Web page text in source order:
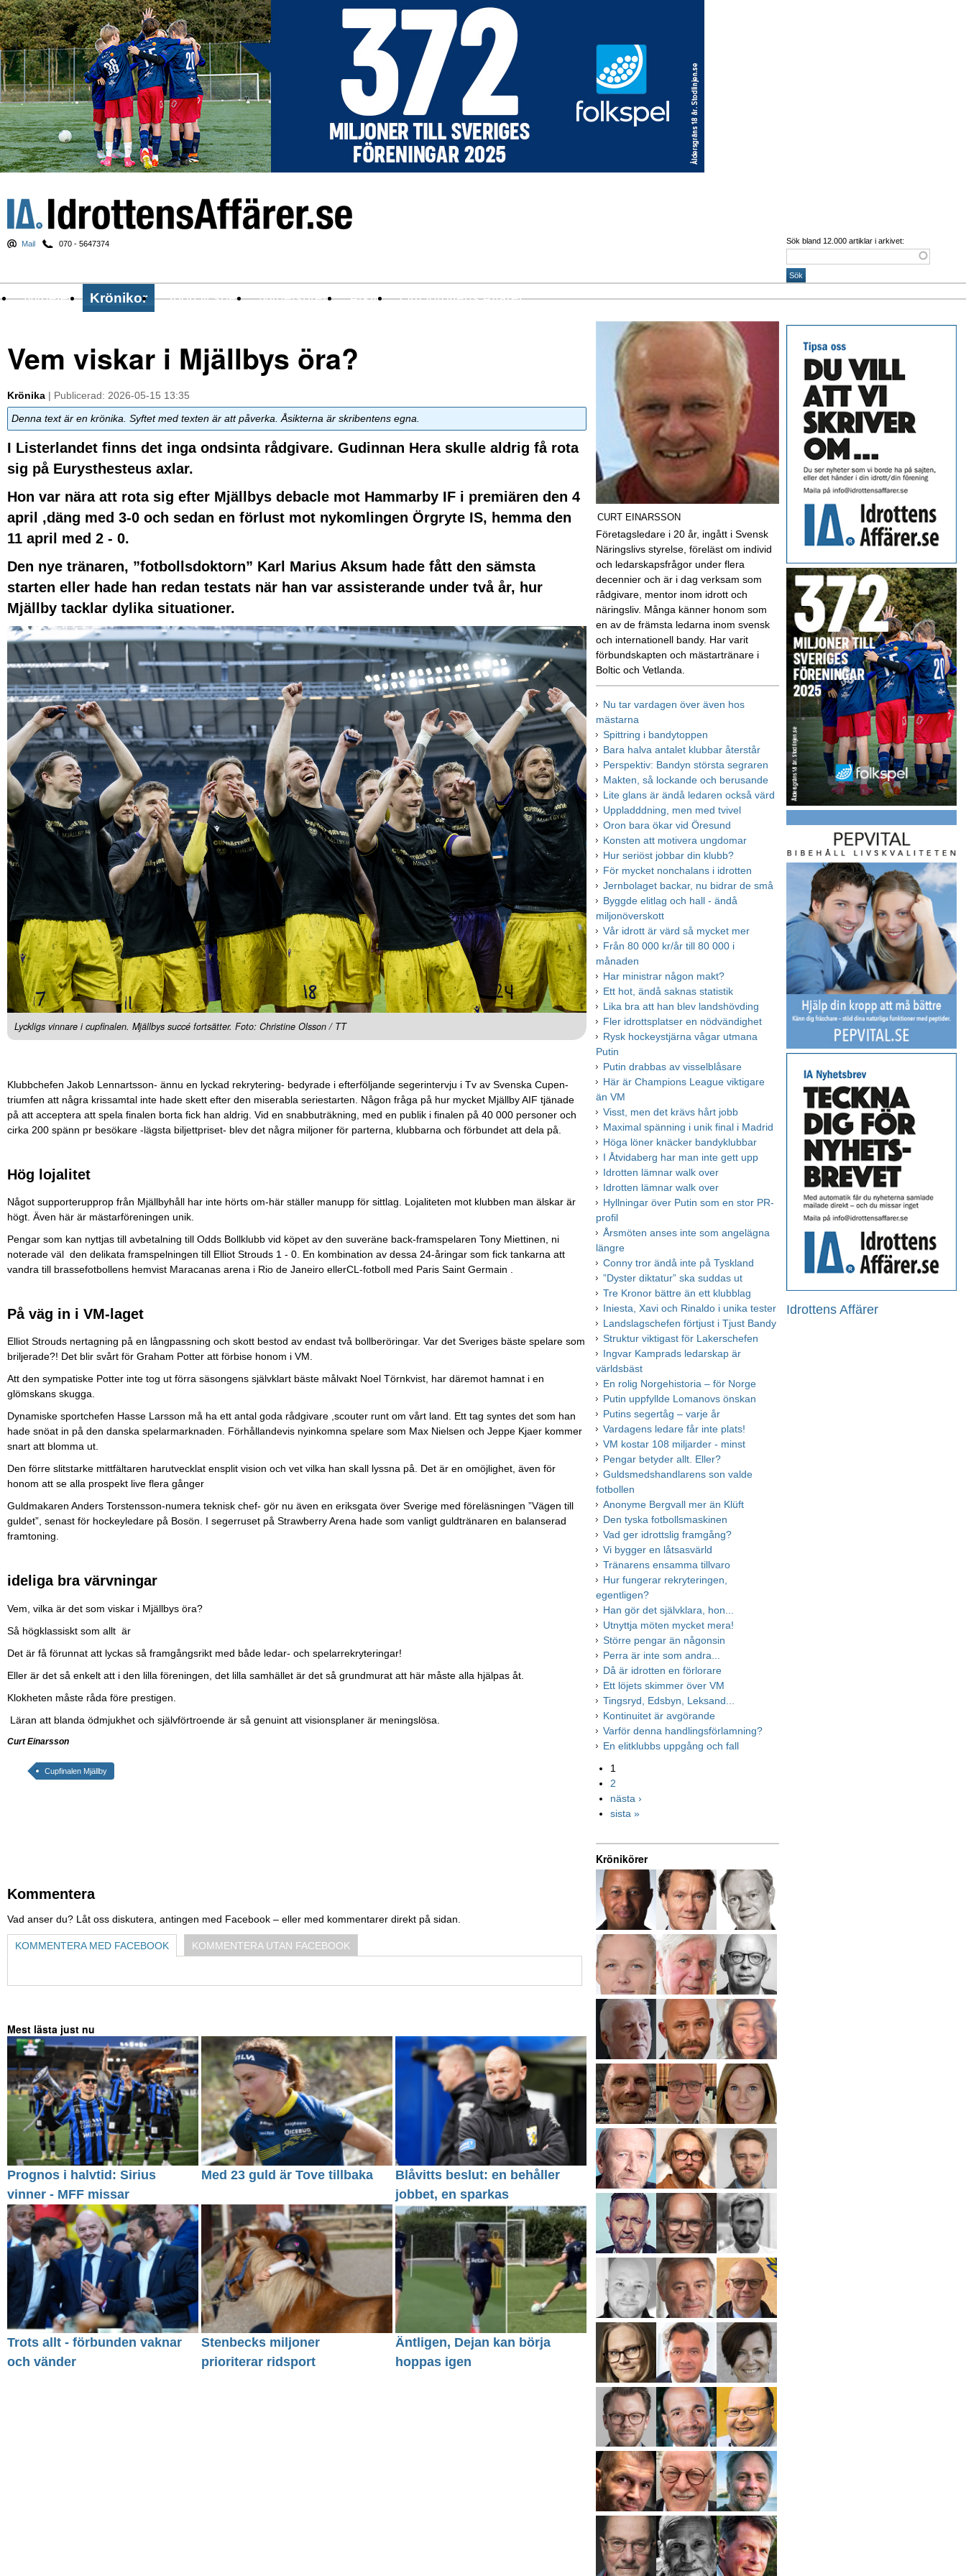
Mail 070 - 5647374 Sök bland 12.000 artiklar i arkivet:
Nyheter Krönikor Sport & spel Nyhetsbrev Arkiv Om Idrottens Affärer
Vem viskar i Mjällbys öra?
Krönika | Publicerad: 2026-05-15 13:35
Denna text är en krönika. Syftet med texten är att påverka. Åsikterna är skribentens egna.
I Listerlandet finns det inga ondsinta rådgivare. Gudinnan Hera skulle aldrig få rota
sig på Eurysthesteus axlar.
Hon var nära att rota sig efter Mjällbys debacle mot Hammarby IF i premiären den 4
april ,däng med 3-0 och sedan en förlust mot nykomlingen Örgryte IS, hemma den
11 april med 2 - 0.
Den nye tränaren, ”fotbollsdoktorn” Karl Marius Aksum hade fått den sämsta
starten eller hade han redan testats när han var assisterande under två år, hur
Mjällby tacklar dylika situationer.
Lyckligs vinnare i cupfinalen. Mjällbys succé fortsätter. Foto: Christine Olsson / TT
Klubbchefen Jakob Lennartsson- ännu en lyckad rekrytering- bedyrade i efterföljande segerintervju i Tv av Svenska Cupen-
triumfen att några krissamtal inte hade skett efter den miserabla seriestarten. Någon fråga på hur mycket Mjällby AIF tjänade
på att acceptera att spela finalen borta fick han aldrig. Vid en snabbuträkning, med en publik i finalen på 40 000 personer och
cirka 200 spänn pr besökare -lägsta biljettpriset- blev det några miljoner för parterna, klubbarna och förbundet att dela på.
Hög lojalitet
Något supporterupprop från Mjällbyhåll har inte hörts om-här ställer manupp för sittlag. Lojaliteten mot klubben man älskar är
högt. Även här är mästarföreningen unik.
Pengar som kan nyttjas till avbetalning till Odds Bollklubb vid köpet av den suveräne back-framspelaren Tony Miettinen, ni
noterade väl den delikata framspelningen till Elliot Strouds 1 - 0. En kombination av dessa 24-åringar som fick tankarna att
vandra till brassefotbollens hemvist Maracanas arena i Rio de Janeiro ellerCL-fotboll med Paris Saint Germain .
På väg in i VM-laget
Elliot Strouds nertagning på en långpassning och skott bestod av endast två bollberöringar. Var det Sveriges bäste spelare som
briljerade?! Det blir svårt för Graham Potter att förbise honom i VM.
Att den sympatiske Potter inte tog ut förra säsongens självklart bäste målvakt Noel Törnkvist, har däremot hamnat i en
glömskans skugga.
Dynamiske sportchefen Hasse Larsson må ha ett antal goda rådgivare ,scouter runt om vårt land. Ett tag syntes det som han
hade snöat in på den danska spelarmarknaden. Förhållandevis nyinkomna spelare som Max Nielsen och Jeppe Kjaer kommer
snart att blomma ut.
Den förre slitstarke mittfältaren harutvecklat ensplit vision och vet vilka han skall lyssna på. Det är en omöjlighet, även för
honom att se alla prospekt live flera gånger
Guldmakaren Anders Torstensson-numera teknisk chef- gör nu även en eriksgata över Sverige med föreläsningen ”Vägen till
guldet”, senast för hockeyledare på Bosön. I segerruset på Strawberry Arena hade som vanligt guldtränaren en balanserad
framtoning.
ideliga bra värvningar
Vem, vilka är det som viskar i Mjällbys öra?
Så högklassiskt som allt är
Det är få förunnat att lyckas så framgångsrikt med både ledar- och spelarrekryteringar!
Eller är det så enkelt att i den lilla föreningen, det lilla samhället är det så grundmurat att här måste alla hjälpas åt.
Klokheten måste råda före prestigen.
Läran att blanda ödmjukhet och självförtroende är så genuint att visionsplaner är meningslösa.
Curt Einarsson
Cupfinalen Mjällby
Kommentera
Vad anser du? Låt oss diskutera, antingen med Facebook – eller med kommentarer direkt på sidan.
KOMMENTERA MED FACEBOOK KOMMENTERA UTAN FACEBOOK
Mest lästa just nu
Prognos i halvtid: Sirius
vinner - MFF missar
Med 23 guld är Tove tillbaka
Blåvitts beslut: en behåller
jobbet, en sparkas
Trots allt - förbunden vaknar
och vänder
Stenbecks miljoner
prioriterar ridsport
Äntligen, Dejan kan börja
hoppas igen
Idrottens Affärer
CURT EINARSSON
Företagsledare i 20 år, ingått i Svensk
Näringslivs styrelse, föreläst om individ
och ledarskapsfrågor under flera
decennier och är i dag verksam som
rådgivare, mentor inom idrott och
näringsliv. Många känner honom som
en av de främsta ledarna inom svensk
och internationell bandy. Har varit
förbundskapten och mästartränare i
Boltic och Vetlanda.
Nu tar vardagen över även hos
mästarna
Spittring i bandytoppen
Bara halva antalet klubbar återstår
Perspektiv: Bandyn största segraren
Makten, så lockande och berusande
Lite glans är ändå ledaren också värd
Uppladddning, men med tvivel
Oron bara ökar vid Öresund
Konsten att motivera ungdomar
Hur seriöst jobbar din klubb?
För mycket nonchalans i idrotten
Jernbolaget backar, nu bidrar de små
Byggde elitlag och hall - ändå
miljonöverskott
Vår idrott är värd så mycket mer
Från 80 000 kr/år till 80 000 i
månaden
Har ministrar någon makt?
Ett hot, ändå saknas statistik
Lika bra att han blev landshövding
Fler idrottsplatser en nödvändighet
Rysk hockeystjärna vågar utmana
Putin
Putin drabbas av visselblåsare
Här är Champions League viktigare
än VM
Visst, men det krävs hårt jobb
Maximal spänning i unik final i Madrid
Höga löner knäcker bandyklubbar
I Åtvidaberg har man inte gett upp
Idrotten lämnar walk over
Idrotten lämnar walk over
Hyllningar över Putin som en stor PR-
profil
Årsmöten anses inte som angelägna
längre
Conny tror ändå inte på Tyskland
”Dyster diktatur” ska suddas ut
Tre Kronor bättre än ett klubblag
Iniesta, Xavi och Rinaldo i unika tester
Landslagschefen förtjust i Tjust Bandy
Struktur viktigast för Lakerschefen
Ingvar Kamprads ledarskap är
världsbäst
En rolig Norgehistoria – för Norge
Putin uppfyllde Lomanovs önskan
Putins segertåg – varje år
Vardagens ledare får inte plats!
VM kostar 108 miljarder - minst
Pengar betyder allt. Eller?
Guldsmedshandlarens son valde
fotbollen
Anonyme Bergvall mer än Klüft
Den tyska fotbollsmaskinen
Vad ger idrottslig framgång?
Vi bygger en låtsasvärld
Tränarens ensamma tillvaro
Hur fungerar rekryteringen,
egentligen?
Han gör det självklara, hon...
Utnyttja möten mycket mera!
Större pengar än någonsin
Perra är inte som andra...
Då är idrotten en förlorare
Ett löjets skimmer över VM
Tingsryd, Edsbyn, Leksand...
Kontinuitet är avgörande
Varför denna handlingsförlamning?
En elitklubbs uppgång och fall
1
2
nästa ›
sista »
Krönikörer